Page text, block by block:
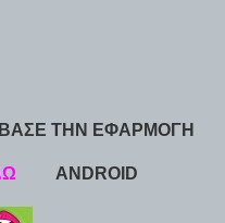
ΤΗΝ ΕΦΑΡΜΟΓΗ
ANDROID